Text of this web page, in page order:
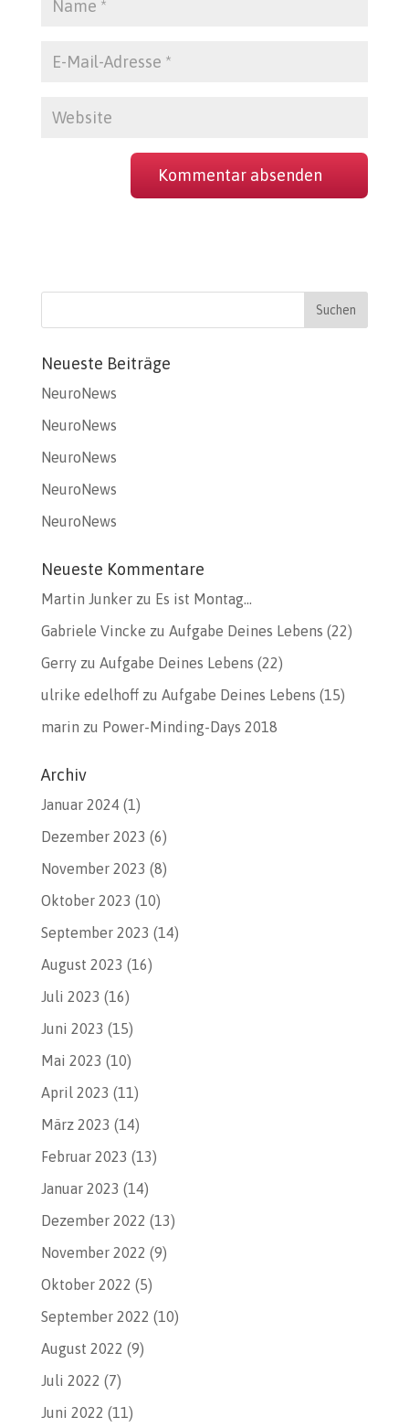
Neueste Beiträge
NeuroNews
NeuroNews
NeuroNews
NeuroNews
NeuroNews
Neueste Kommentare
Martin Junkerzu Es ist Montag…
Gabriele Vincke zu Aufgabe Deines Lebens (22)
Gerryzu Aufgabe Deines Lebens (22)
ulrike edelhoffzu Aufgabe Deines Lebens (15)
marin zu Power-Minding-Days 2018
Archiv
Januar 2024(1)
Dezember 2023 (6)
November 2023 (8)
Oktober 2023 (10)
September 2023 (14)
August 2023 (16)
Juli 2023 (16)
Juni 2023 (15)
Mai 2023 (10)
April 2023 (11)
März 2023 (14)
Februar 2023 (13)
Januar 2023 (14)
Dezember 2022 (13)
November 2022 (9)
Oktober 2022 (5)
September 2022 (10)
August 2022 (9)
Juli 2022 (7)
Juni 2022 (11)